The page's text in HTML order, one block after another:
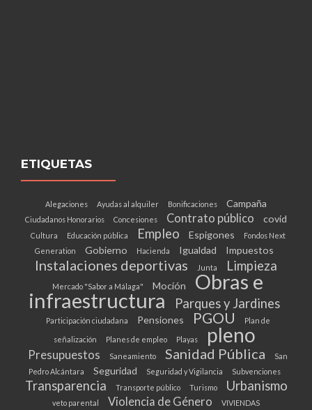
ETIQUETAS
Alegaciones Ayudas al alquiler Bonificaciones Campaña
Ciudadanos Honorarios Concesiones Contrato público covid
Cultura Educación pública Empleo Espigones
Fondos Next
Generation
Gobierno Hacienda Igualdad Impuestos
Instalaciones deportivas Junta Limpieza
Mercado "Sabor a Málaga" Moción Obras e
infraestructura Parques y Jardines
Participación ciudadana Pensiones PGOU Plan de
señalización Planes de empleo Playas pleno
Presupuestos Saneamiento Sanidad Pública
San
Pedro Alcántara
Seguridad Seguridad y Vigilancia Subvenciones
Transparencia Transporte público Turismo Urbanismo
veto parental Violencia de Género VIVIENDAS